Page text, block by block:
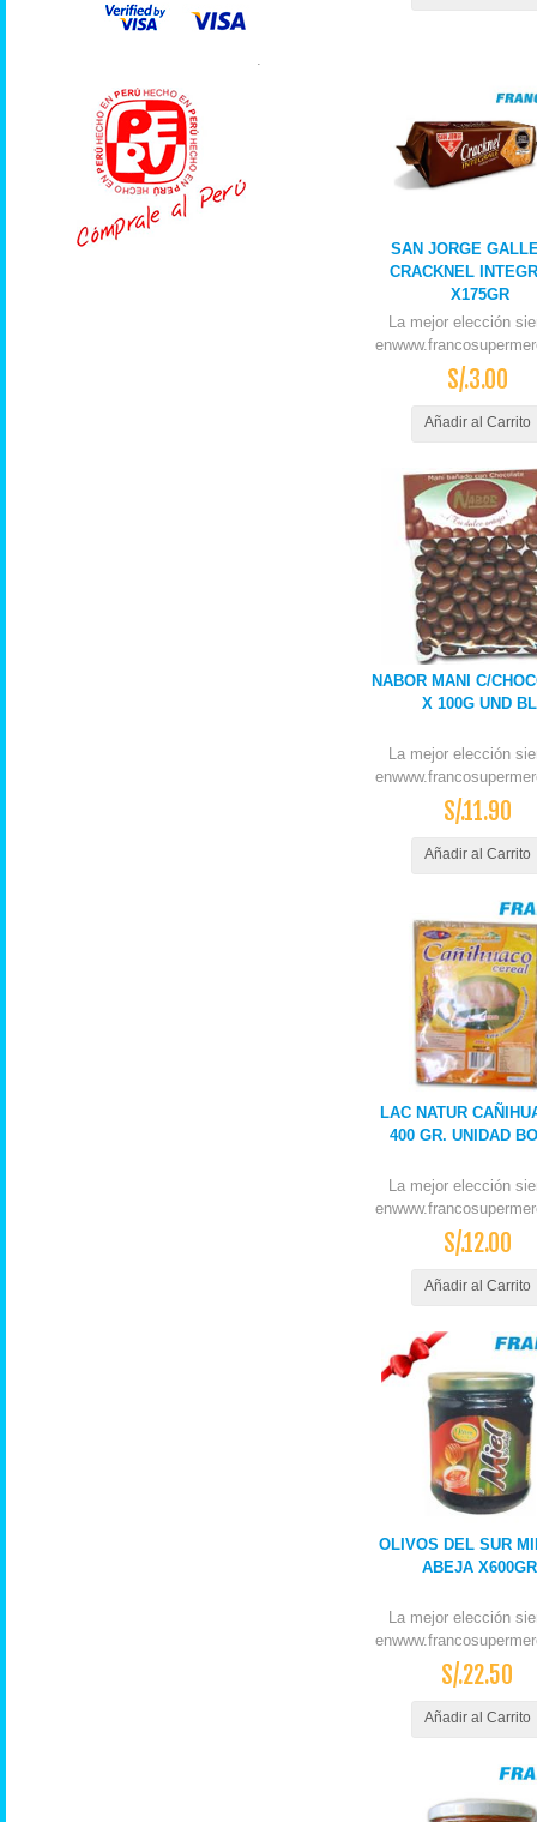
SAN JORGE
CRACKNEL
X175GR
La mejor elección
S/.3.00
Añadir al Carrito
NABOR MANI C/
X 100G UND BL
La mejor elección
S/.11.90
Añadir al Carrito
LAC NATUR
400 GR. UNIDAD
La mejor elección
S/.12.00
Añadir al Carrito
OLIVOS DEL SUR
ABEJA X600GR
La mejor elección
S/.22.50
Añadir al Carrito
.